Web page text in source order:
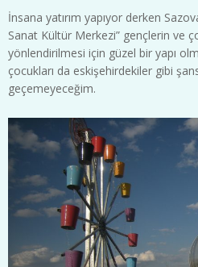
İnsana yatırım yapıyor derken
Sanat Kültür Merkezi” gençlerin ve
yönlendirilmesi için güzel bir yapı
çocukları da eskişehirdekiler gibi
geçemeyeceğim.